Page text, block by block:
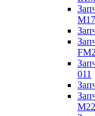
011
M22